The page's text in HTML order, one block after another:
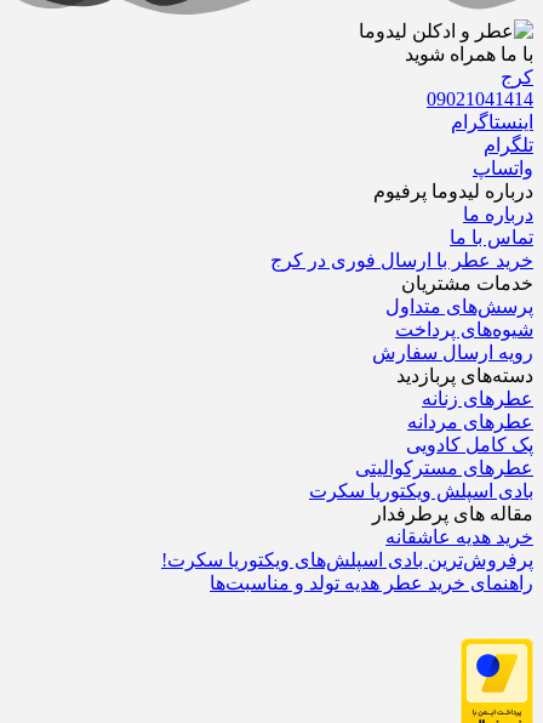
با ما همراه شوید
کرج
09021041414
اینستاگرام
تلگرام
واتساپ
درباره‌ لیدوما پرفیوم
درباره‌ ما
تماس با ما
خرید عطر با ارسال فوری در کرج
خدمات مشتریان
پرسش‌های متداول
شیوه‌های پرداخت
رویه ارسال سفارش‌
دسته‌های پربازدید
عطرهای زنانه
عطرهای مردانه
پک کامل کادویی
عطرهای مسترکوالیتی
بادی اسپلش ویکتوریا سکرت
مقاله های پرطرفدار
خرید هدیه عاشقانه
پرفروش‌ترین بادی اسپلش‌های ویکتوریا سکرت!
راهنمای خرید عطر هدیه تولد و مناسبت‌ها